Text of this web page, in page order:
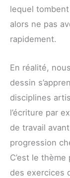
lequel
alors ne pas
rapidement.
En réalité,
dessin
disciplines
l’écriture par
de travail
progression
C’est le
des exercices